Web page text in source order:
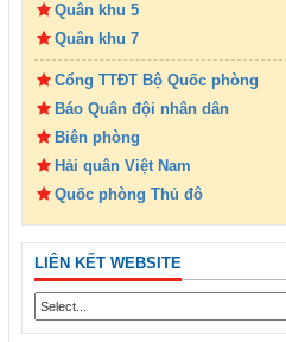
Quân khu 5
Quân khu 7
Cổng TTĐT Bộ Quốc phòng
Báo Quân đội nhân dân
Biên phòng
Hải quân Việt Nam
Quốc phòng Thủ đô
LIÊN KẾT WEBSITE